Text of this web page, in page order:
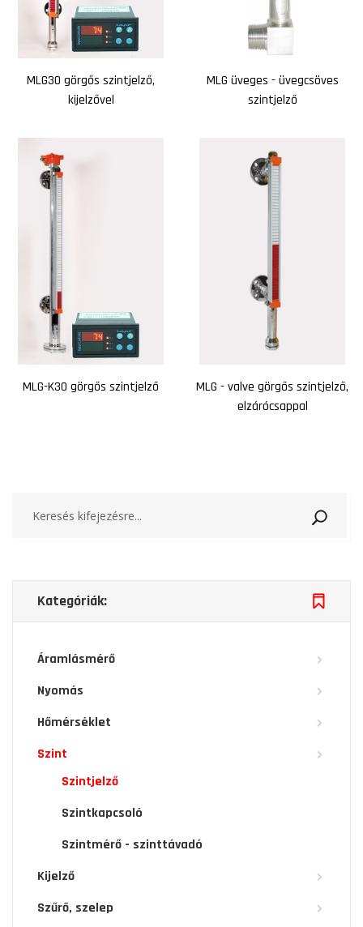
MLG30 görgős szintjelző,
kijelzővel
MLG üveges - üvegcsöves
szintjelző
MLG-K30 görgős szintjelző
MLG - valve görgős szintjelző,
elzárócsappal
Kategóriák:
Áramlásmérő
Nyomás
Hőmérséklet
Szint
Szintjelző
Szintkapcsoló
Szintmérő - szinttávadó
Kijelző
Szűrő, szelep